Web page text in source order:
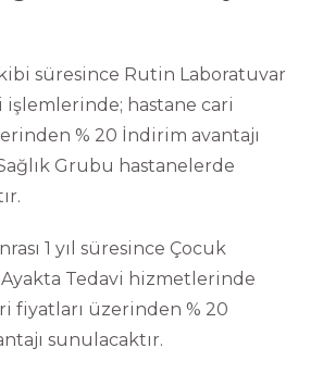
devam edebilmek için doğum
süresince Rutin Laboratuvar
işlemlerinde; hastane cari
% 20 İndirim avantajı
Grubu hastanelerde
1 yıl süresince Çocuk
Tedavi hizmetlerinde
fiyatları üzerinden % 20
sunulacaktır.